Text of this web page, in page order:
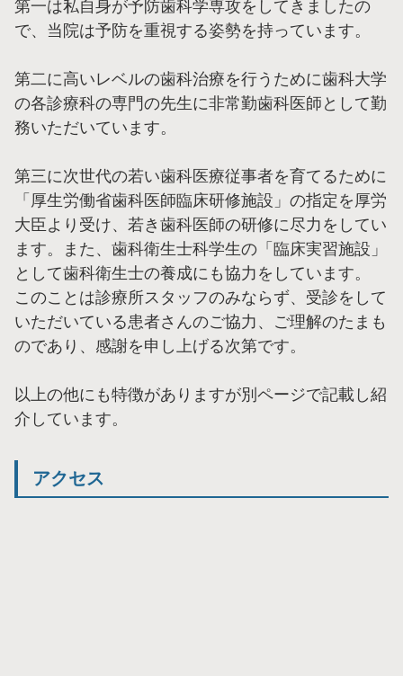
第一は私自身が予防歯科学専攻をしてきましたの
で、当院は予防を重視する姿勢を持っています。
第二に高いレベルの歯科治療を行うために歯科大学
の各診療科の専門の先生に非常勤歯科医師として勤
務いただいています。
第三に次世代の若い歯科医療従事者を育てるために
「厚生労働省歯科医師臨床研修施設」の指定を厚労
大臣より受け、若き歯科医師の研修に尽力をしてい
ます。また、歯科衛生士科学生の「臨床実習施設」
として歯科衛生士の養成にも協力をしています。
このことは診療所スタッフのみならず、受診をして
いただいている患者さんのご協力、ご理解のたまも
のであり、感謝を申し上げる次第です。
以上の他にも特徴がありますが別ページで記載し紹
介しています。
アクセス